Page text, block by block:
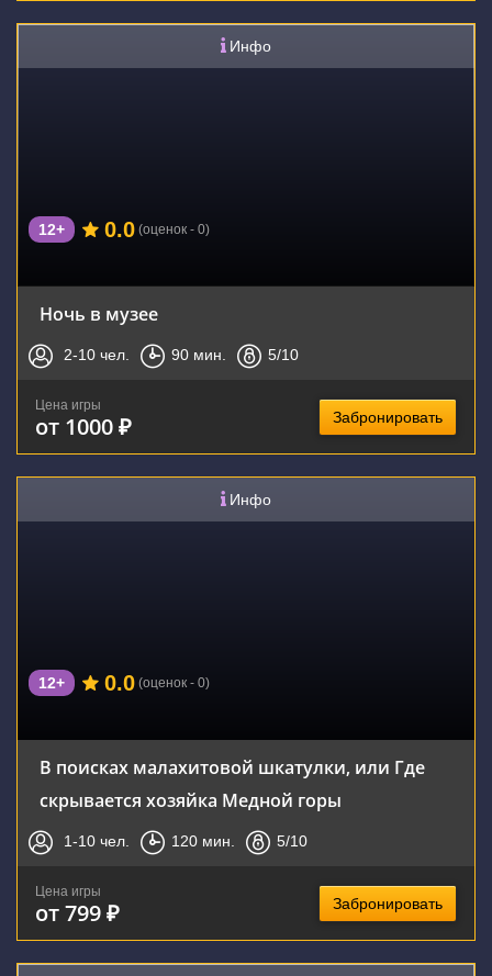
Инфо
12+ 0.0 (оценок - 0)
Ночь в музее
2-10 чел. 90 мин. 5/10
Цена игры
от 1000 ₽ Забронировать
Инфо
12+ 0.0 (оценок - 0)
В поисках малахитовой шкатулки, или Где
скрывается хозяйка Медной горы
1-10 чел. 120 мин. 5/10
Цена игры
от 799 ₽ Забронировать